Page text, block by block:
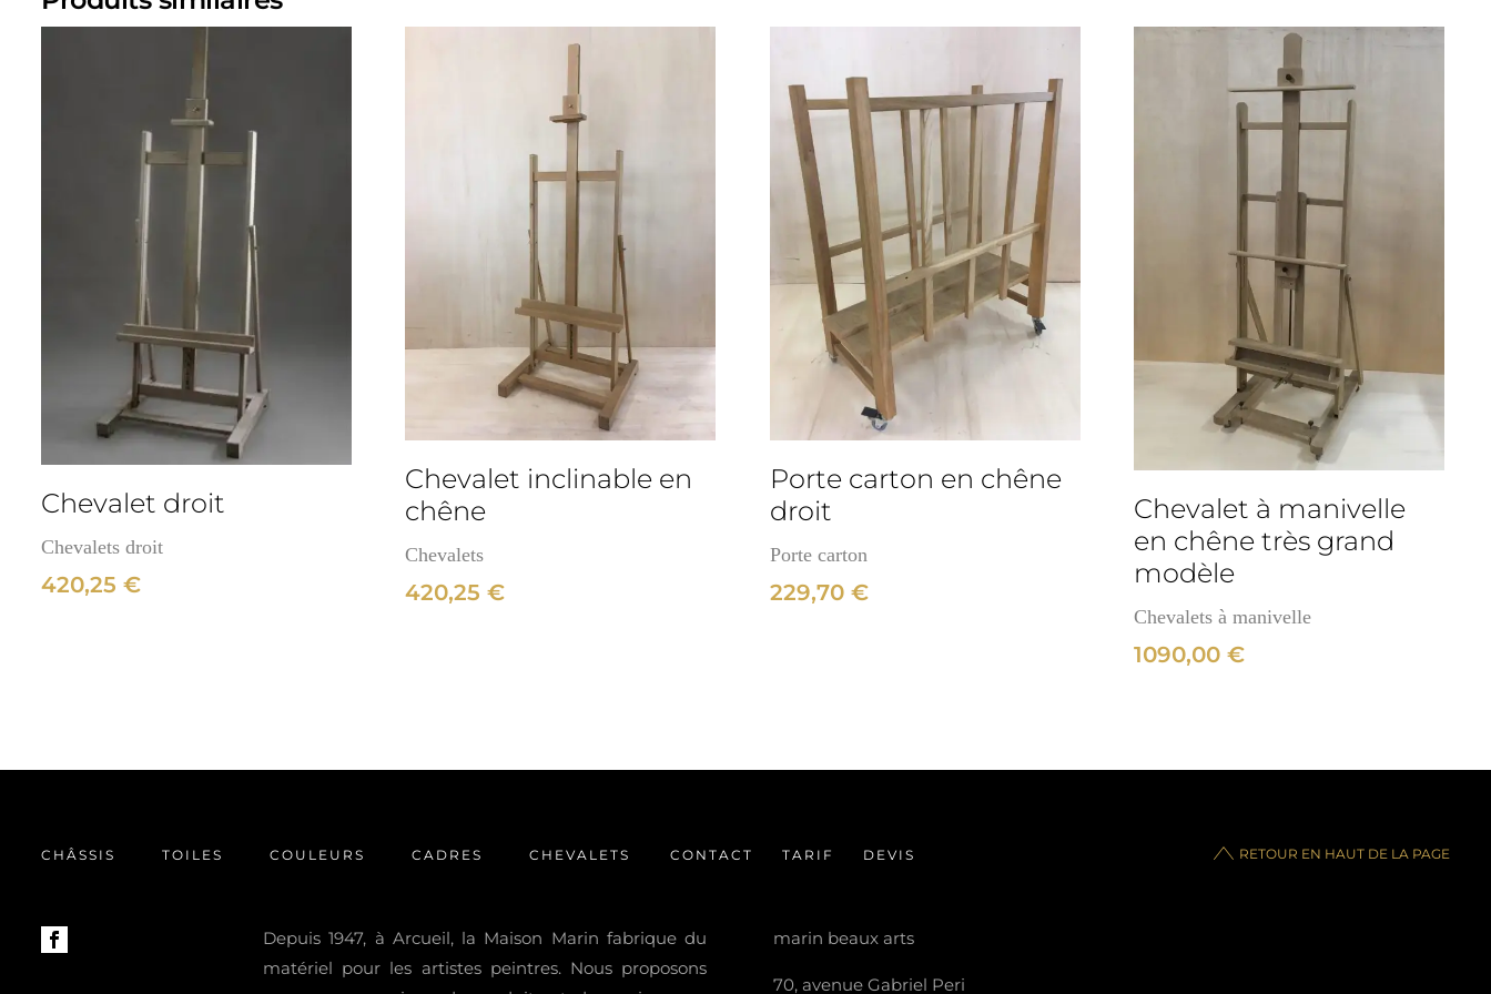
Chevalet droit
Chevalets droit
420,25 €
Chevalet inclinable en
chêne
Chevalets
420,25€
Porte carton en chêne
droit
Porte carton
229,70 €
Chevalet à manivelle
en chêne très grand
modèle
Chevalets à manivelle
1090,00 €
CHÂSSIS TOILES COULEURS CADRES CHEVALETS CONTACT TARIF DEVIS RETOUR EN HAUT DE LA PAGE
Depuis 1947, à Arcueil, la Maison Marin fabrique du
matériel pour les artistes peintres. Nous proposons
marin beaux arts
70, avenue Gabriel Peri